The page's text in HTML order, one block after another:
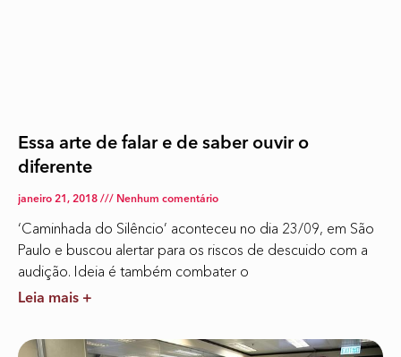
Essa arte de falar e de saber ouvir o
diferente
janeiro 21, 2018 Nenhum comentário
‘Caminhada do Silêncio’ aconteceu no dia 23/09, em São
Paulo e buscou alertar para os riscos de descuido com a
audição. Ideia é também combater o
Leia mais +